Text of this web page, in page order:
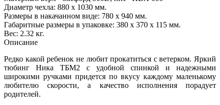
Диаметр чехла: 880 х 1030 мм.
Размеры в накачанном виде: 780 х 940 мм.
Габаритные размеры в упаковке: 380 х 370 х 115 мм.
Вес: 2.32 кг.
Описание
Редко какой ребенок не любит прокатиться с ветерком. Яркий
тюбинг Ника ТБМ2 с удобной спинкой и надежными
широкими ручками придется по вкусу каждому маленькому
любителю скорости, а качество исполнения порадует
родителей.